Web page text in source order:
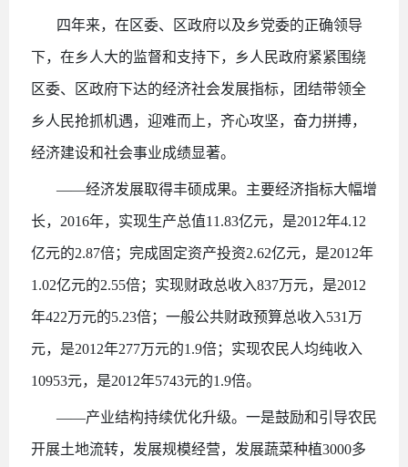
四年来，在区委、区政府以及乡党委的正确领导
下，在乡人大的监督和支持下，乡人民政府紧紧围绕
区委、区政府下达的经济社会发展指标，团结带领全
乡人民抢抓机遇，迎难而上，齐心攻坚，奋力拼搏，
经济建设和社会事业成绩显著。
——经济发展取得丰硕成果。主要经济指标大幅增
长，2016年，实现生产总值11.83亿元，是2012年4.12
亿元的2.87倍；完成固定资产投资2.62亿元，是2012年
1.02亿元的2.55倍；实现财政总收入837万元，是2012
年422万元的5.23倍；一般公共财政预算总收入531万
元，是2012年277万元的1.9倍；实现农民人均纯收入
10953元，是2012年5743元的1.9倍。
——产业结构持续优化升级。一是鼓励和引导农民
开展土地流转，发展规模经营，发展蔬菜种植3000多